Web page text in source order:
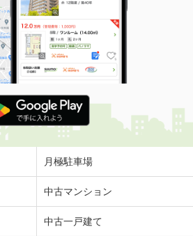
4.20万円
岐阜県岐阜市黒野南１
23.61m²
1K
5.80万円
岐阜県大垣市南一色町
5.80万円
月極駐車場
中古マンション
中古一戸建て